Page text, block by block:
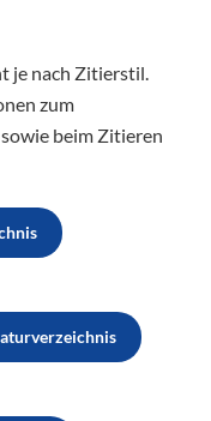
je nach Zitierstil.
zum
beim Zitieren